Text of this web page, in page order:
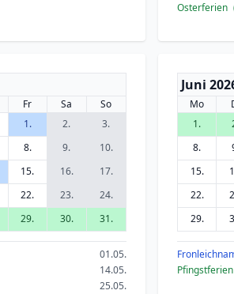
Osterferien
Fr Sa
So
1.
2.
3.
8. 9.
10.
15. 16.
17.
22. 23.
24.
29. 30. 31.
01.05.
14.05.
25.05.
Juni
Mo
1.
8.
15.
22.
29.
Pfingstferien